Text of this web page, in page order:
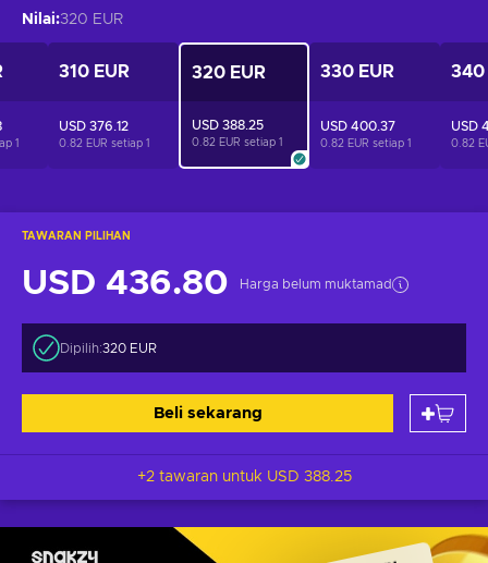
TAWARAN PILIHAN
USD 436.80 Harga belum muktamad
Dipilih:320 EUR
Beli sekarang
+2 tawaran untuk USD 388.25
Nilai:320 EUR
1
310 EUR
USD 376.12
0.82 EUR setiap 1
320 EUR
USD 388.25
0.82 EUR setiap 1
330 EUR
USD 400.37
0.82 EUR setiap 1
340
USD
0.82